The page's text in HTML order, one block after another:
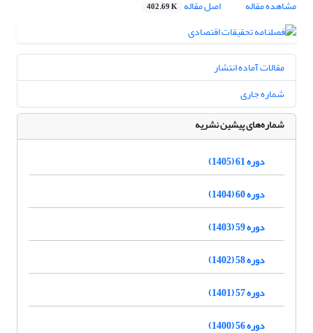
مشاهده مقاله اصل مقاله 402.69 K
مقالات آماده انتشار
شماره جاری
شماره‌های پیشین نشریه
دوره 61 (1405)
دوره 60 (1404)
دوره 59 (1403)
دوره 58 (1402)
دوره 57 (1401)
دوره 56 (1400)